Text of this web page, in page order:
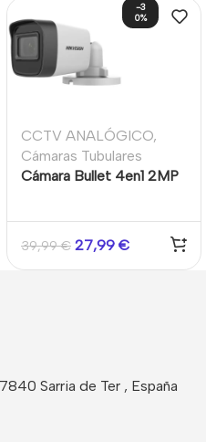
-3
0%
CCTV ANALÓGICO,
Cámaras Tubulares
Cámara Bullet 4en1 2MP
39,99€ 27,99 €
Sarria de Ter , España